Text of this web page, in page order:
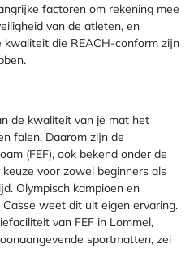
factoren om rekening mee
van de atleten, en
die REACH-conform zijn
de kwaliteit van je mat het
falen. Daarom zijn de
(FEF), ook bekend onder de
voor zowel beginners als
Olympisch kampioen en
weet dit uit eigen ervaring.
van FEF in Lommel,
sportmatten, zei